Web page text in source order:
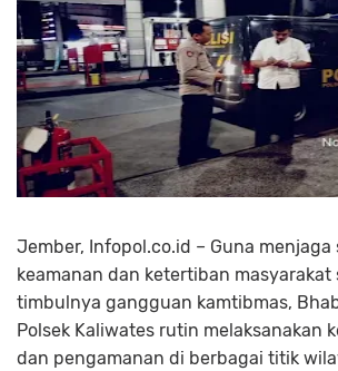
Jember, Infopol.co.id – Guna
keamanan dan ketertiban masyarakat
timbulnya gangguan kamtibmas,
Polsek Kaliwates rutin melaksanakan
dan pengamanan di berbagai titik